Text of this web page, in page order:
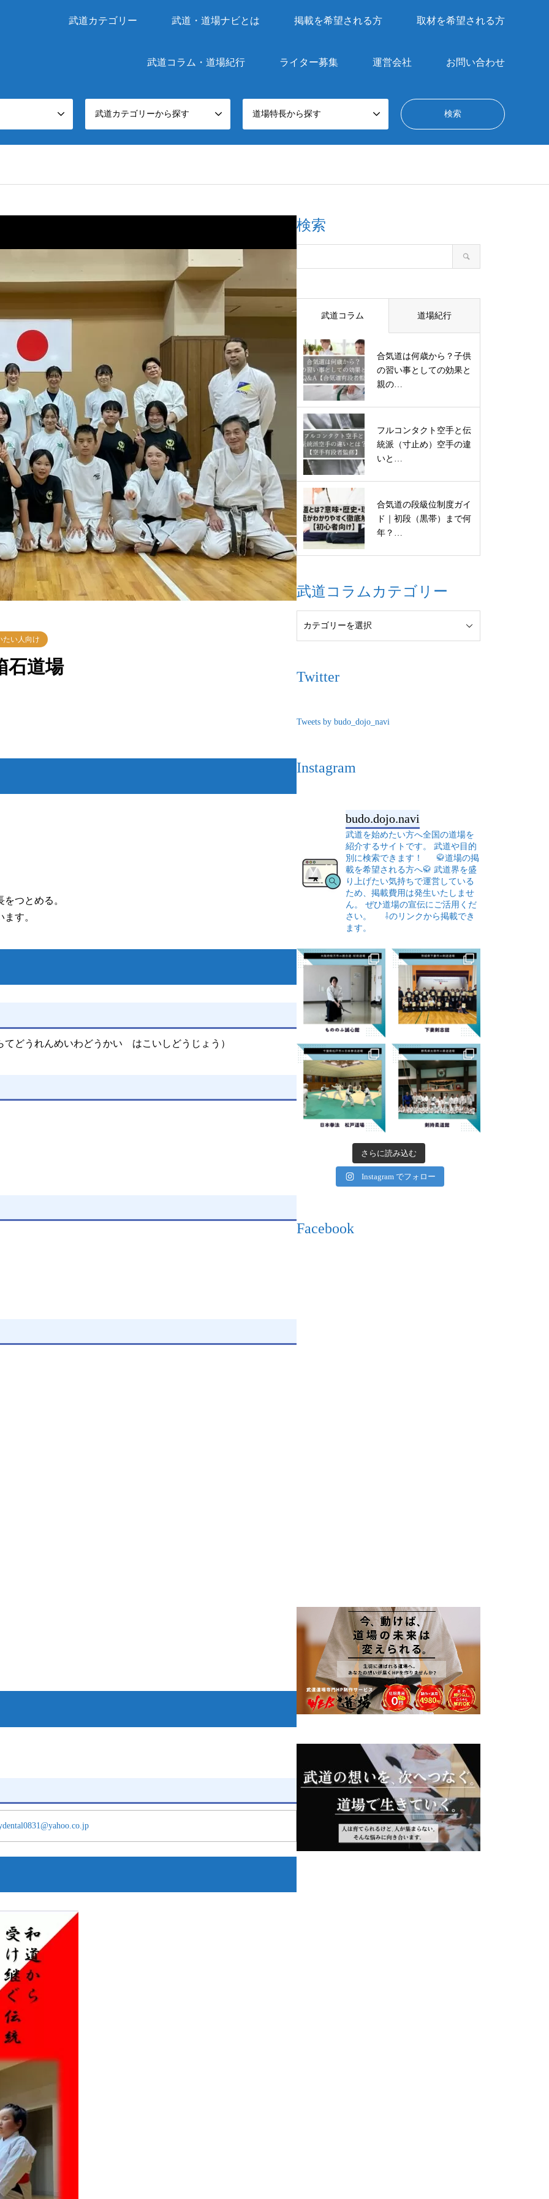
武道カテゴリー 武道・道場ナビとは 掲載を希望される方 取材を希望される方
武道コラム・道場紀行 ライター募集 運営会社 お問い合わせ
武道カテゴリーから探す 道場特長から探す
たい人向け
石道場
つとめる。
す。
どうれんめいわどうかい はこいしどうじょう）
検索
武道コラム 道場紀行
合気道は何歳から？子供
の習い事としての効果と
親の…
フルコンタクト空手と伝
統派（寸止め）空手の違
いと…
合気道の段級位制度ガイ
ド｜初段（黒帯）まで何
年？…
武道コラムカテゴリー
Twitter
Tweets by budo_dojo_navi
Instagram
budo.dojo.navi
武道を始めたい方へ全国の道場を
紹介するサイトです。
武道や目的
別に検索できます！
🥋道場の掲
載を希望される方へ🥋 武道界を盛
り上げたい気持ちで運営している
ため、掲載費用は発生いたしませ
ん。
ぜひ道場の宣伝にご活用くだ
さい。
⇩のリンクから掲載でき
ます。
さらに読み込む
Instagram でフォロー
Facebook